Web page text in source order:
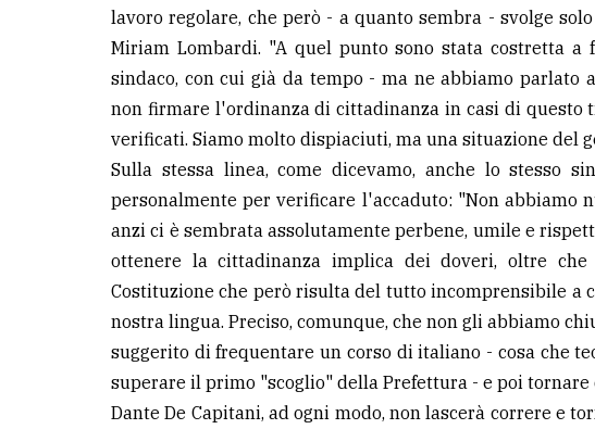
lavoro regolare, che però - a quanto sembra - svolge
Miriam Lombardi. "A quel punto sono stata costretta
sindaco, con cui già da tempo - ma ne abbiamo parlato
non firmare l'ordinanza di cittadinanza in casi di questo
verificati. Siamo molto dispiaciuti, ma una situazione del
Sulla stessa linea, come dicevamo, anche lo stesso
personalmente per verificare l'accaduto: "Non abbiamo
anzi ci è sembrata assolutamente perbene, umile e
ottenere la cittadinanza implica dei doveri, oltre
Costituzione che però risulta del tutto incomprensibile a
nostra lingua. Preciso, comunque, che non gli abbiamo
suggerito di frequentare un corso di italiano - cosa che
superare il primo "scoglio" della Prefettura - e poi
Dante De Capitani, ad ogni modo, non lascerà correre e